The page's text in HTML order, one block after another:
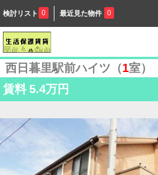
検討リスト 0 最近見た物件 0
西日暮里駅前ハイツ（1室）
賃料 5.4万円